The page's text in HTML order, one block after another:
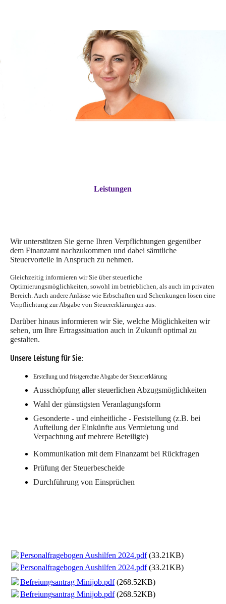
Leistungen
Wir unterstützen Sie gerne Ihren Verpflichtungen gegenüber
dem Finanzamt nachzukommen und dabei sämtliche
Steuervorteile in Anspruch zu nehmen.
Gleichzeitig informieren wir Sie über steuerliche
Optimierungsmöglichkeiten, sowohl im betrieblichen, als auch im privaten
Bereich. Auch andere Anlässe wie Erbschaften und Schenkungen lösen eine
Verpflichtung zur Abgabe von Steuererklärungen aus.
Darüber hinaus informieren wir Sie, welche Möglichkeiten wir
sehen, um Ihre Ertragssituation auch in Zukunft optimal zu
gestalten.
Unsere Leistung für Sie:
Erstellung und fristgerechte Abgabe der Steuererklärung
Ausschöpfung aller steuerlichen Abzugsmöglichkeiten
Wahl der günstigsten Veranlagungsform
Gesonderte - und einheitliche - Feststellung (z.B. bei
Aufteilung der Einkünfte aus Vermietung und
Verpachtung auf mehrere Beteiligte)
Kommunikation mit dem Finanzamt bei Rückfragen
Prüfung der Steuerbescheide
Durchführung von Einsprüchen
Personalfragebogen Aushilfen 2024.pdf(33.21KB)
Personalfragebogen Aushilfen 2024.pdf(33.21KB)
Befreiungsantrag Minijob.pdf(268.52KB)
Befreiungsantrag Minijob.pdf(268.52KB)